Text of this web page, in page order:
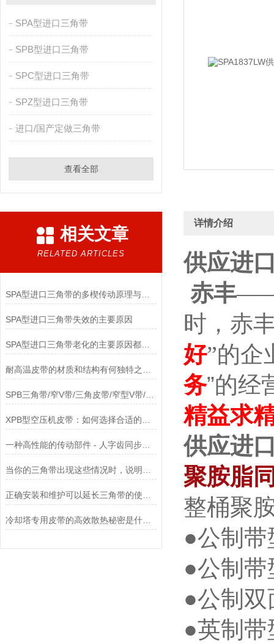
SPA型进口三角带
SPB型进口三角带
SPC型进口三角带
SPZ型进口三角带
进口/国产定做三角带
查看全部
相关文章
RELATED ARTICLES
SPA型进口三角带的多楔传动原理与紧凑空间驱动实践
SPA型进口三角带失效的主要原因
SPA型进口三角带老化的主要原因都有哪些呢？
SPB三角带/窄V带/三角皮带/窄型V带/窄型三角带
一种高性能的传动部件 - 人字齿同步带使用全攻略
冷却塔专用皮带的高效散热秘密是什么？
详情介绍
供应进
赤丰——
时， 赤
好”的企
务”的经
精益求
供应进
聚胺脂
整桶聚
●公制带
●公制带
●公制双
●英制